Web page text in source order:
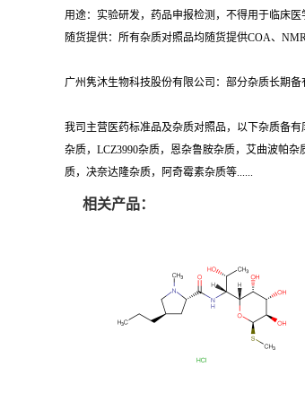
用途：实验研发，药品申报检测，不得用于临床医
随货提供：所有杂质对照品均随货提供COA、
广州隽沐生物科技股份有限公司：部分杂质长期
我司主营医药标准品及杂质对照品，以下杂质备
杂质，LCZ3990杂质，恩杂鲁胺杂质，艾曲波帕
质，决奈达隆杂质，阿奇霉素杂质等......
相关产品：